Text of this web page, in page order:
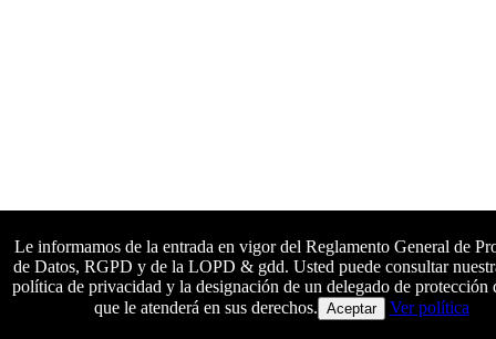
Colaboradores principales
Le informamos de la entrada en vigor del Reglamento General de
de Datos, RGPD y de la LOPD & gdd. Usted puede consultar
política de privacidad y la designación de un delegado de protección
que le atenderá en sus derechos. Aceptar Ver política